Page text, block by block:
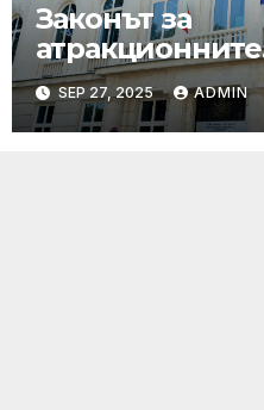
Законът за
атракционните
услуги е
публикуван за
обществено
SEP 27, 2025 ADMIN